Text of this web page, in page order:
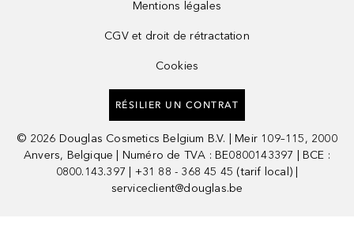
Mentions légales
CGV et droit de rétractation
Cookies
RÉSILIER UN CONTRAT
© 2026 Douglas Cosmetics Belgium B.V. | Meir 109–115, 2000
Anvers, Belgique | Numéro de TVA : BE0800143397 | BCE :
0800.143.397 | +31 88 - 368 45 45 (tarif local) |
serviceclient@douglas.be